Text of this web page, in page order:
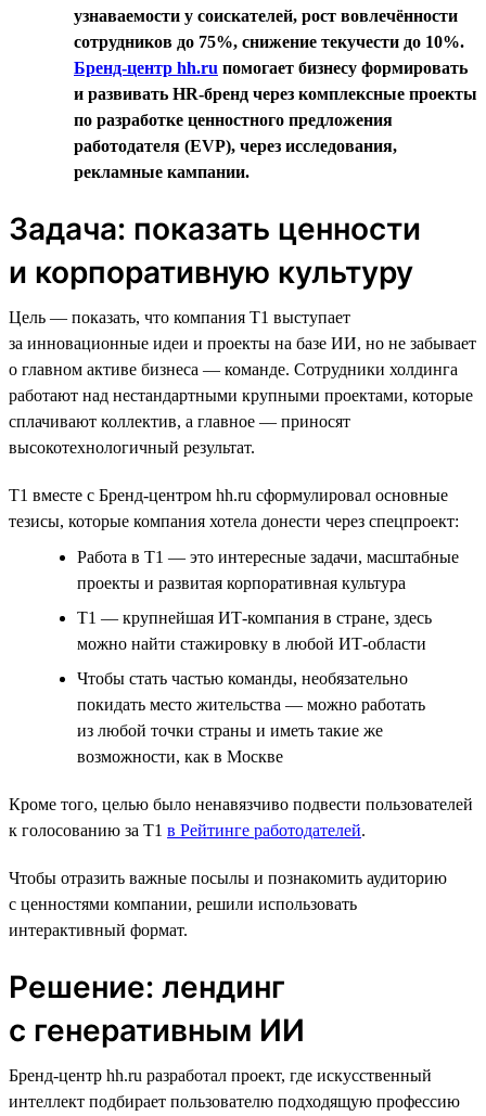
узнаваемости у соискателей, рост вовлечённости
сотрудников до 75%, снижение текучести до 10%.
Бренд-центр hh.ru помогает бизнесу формировать
и развивать HR-бренд через комплексные проекты
по разработке ценностного предложения
работодателя (EVP), через исследования,
рекламные кампании.
Задача: показать ценности
и корпоративную культуру
Цель — показать, что компания T1 выступает
за инновационные идеи и проекты на базе ИИ, но не забывает
о главном активе бизнеса — команде. Сотрудники холдинга
работают над нестандартными крупными проектами, которые
сплачивают коллектив, а главное — приносят
высокотехнологичный результат.
T1 вместе с Бренд-центром hh.ru сформулировал основные
тезисы, которые компания хотела донести через спецпроект:
Работа в Т1 — это интересные задачи, масштабные
проекты и развитая корпоративная культура
Т1 — крупнейшая ИТ-компания в стране, здесь
можно найти стажировку в любой ИТ-области
Чтобы стать частью команды, необязательно
покидать место жительства — можно работать
из любой точки страны и иметь такие же
возможности, как в Москве
Кроме того, целью было ненавязчиво подвести пользователей
к голосованию за T1 в Рейтинге работодателей.
Чтобы отразить важные посылы и познакомить аудиторию
с ценностями компании, решили использовать
интерактивный формат.
Решение: лендинг
с генеративным ИИ
Бренд-центр hh.ru разработал проект, где искусственный
интеллект подбирает пользователю подходящую профессию